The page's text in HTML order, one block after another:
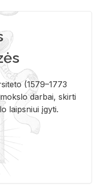
(1579–1773
darbai, skirti
laipsniui įgyti.